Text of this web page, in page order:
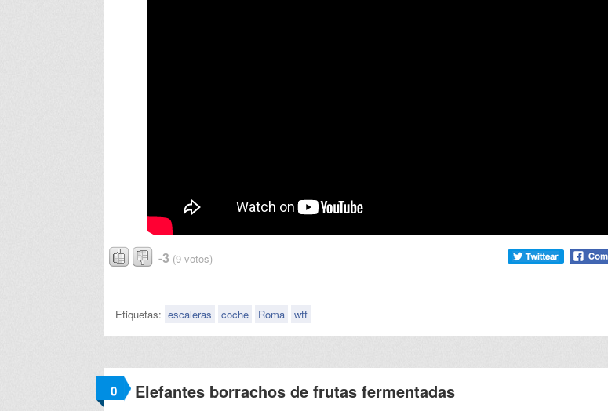
-3 (9 votos)
Etiquetas: escaleras coche Roma wtf
0 Elefantes borrachos de frutas fermentadas